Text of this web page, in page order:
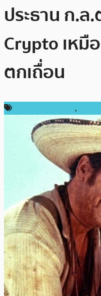
ประธาน ก.ล
Crypto เหมื
ตกเถื่อน
,